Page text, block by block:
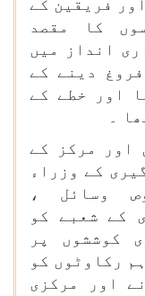
فریقین کے
کا مقصد
انداز میں
دینے کے
اور خطے کے
۔
اور مرکز کے
کے وزراء
وسائل ،
کے شعبے کو
کوششوں پر
رکاوٹوں کو
اور مرکزی